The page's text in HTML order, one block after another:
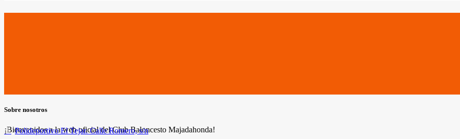
Sobre nosotros
¡Bienvenidos a la web oficial del Club Baloncesto Majadahonda!
Polideportivo El Tejar. Calle Romero, s/n